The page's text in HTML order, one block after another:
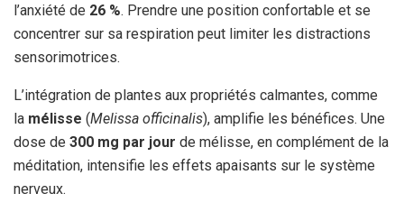
l’anxiété de 26 %. Prendre une position confortable et se
concentrer sur sa respiration peut limiter les distractions
sensorimotrices.
L’intégration de plantes aux propriétés calmantes, comme
la mélisse (Melissa officinalis), amplifie les bénéfices. Une
dose de 300 mg par jour de mélisse, en complément de la
méditation, intensifie les effets apaisants sur le système
nerveux.